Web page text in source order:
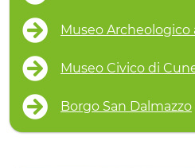
Museo Archeologico
Museo Civico di
Borgo San Dalmazzo